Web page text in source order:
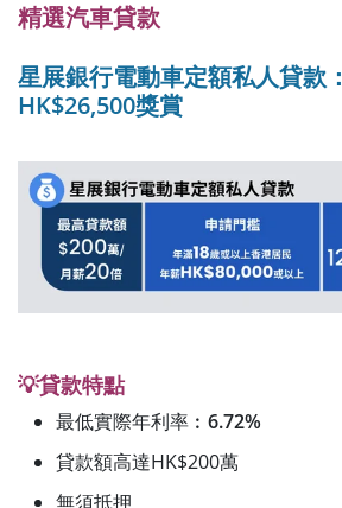
精選汽車貸款
星展銀行電動車定額私人貸款
HK$26,500獎賞
💡貸款特點
最低實際年利率︰ 6.72%
貸款額高達HK$200萬
無須抵押